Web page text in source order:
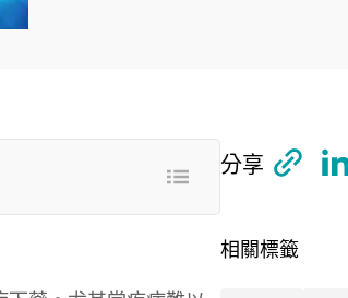
分享
相關標籤